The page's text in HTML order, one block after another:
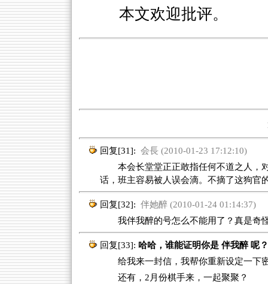
本文欢迎批评。
回复[31]: 会長 (2010-01-23 17:12:10)
本会长堂堂正正敢指任何不道之人，对
话，班主容易被人误会滴。不摘了这狗官
回复[32]: 伴她醉 (2010-01-24 01:14:37)
我伴我醉的号怎么不能用了？真是奇
回复[33]: 哈哈，谁能证明你是 伴我醉 呢？
给我来一封信，我帮你重新设定一下
还有，2月份棋手来，一起聚聚？